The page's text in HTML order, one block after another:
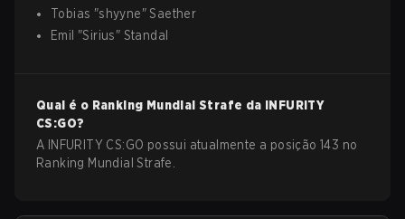
Tobias "shyyne"Saether
Emil "Sirius" Standal
Qual é o Ranking Mundial Strafe da INFURITY
CS:GO?
A INFURITY CS:GO possui atualmente a posição 143 no
Ranking Mundial Strafe.